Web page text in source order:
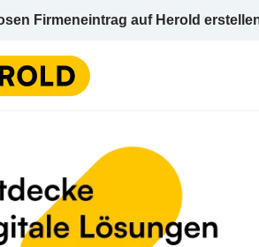
Firmeneintrag auf Herold